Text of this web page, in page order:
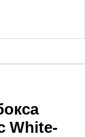
White-